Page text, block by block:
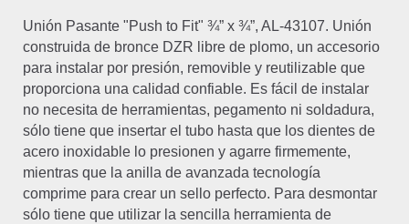
Unión Pasante "Push to Fit" ¾” x ¾”, AL-43107. Unión
construida de bronce DZR libre de plomo, un accesorio
para instalar por presión, removible y reutilizable que
proporciona una calidad confiable. Es fácil de instalar
no necesita de herramientas, pegamento ni soldadura,
sólo tiene que insertar el tubo hasta que los dientes de
acero inoxidable lo presionen y agarre firmemente,
mientras que la anilla de avanzada tecnología
comprime para crear un sello perfecto. Para desmontar
sólo tiene que utilizar la sencilla herramienta de